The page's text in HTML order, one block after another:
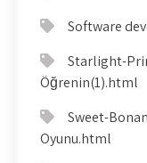
Software
Starlight-
Öğrenin(1).html
Sweet-
Oyunu.html